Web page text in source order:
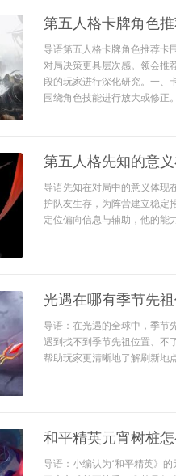
第五人格卡牌角色
导语第五人格卡牌角色推荐卡
对局决策更具层次感。领会推
段的玩家进行深化研究。一、
围绕角色技能进行放大或修正
第五人格先知的意
导语先知在对局中的意义体现
护队友生存，为阵营建立稳定
定位偏向信息与辅助，他的能
光遇在哪有季节先
导语：在光遇的全球中，季节
遇到找不到季节先祖位置、不
帮助玩家更清晰地了解刷新地
和平精英元宵树桩
导语：小编认为‘和平精英》